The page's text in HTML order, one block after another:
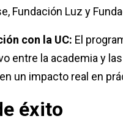
Fundación Luz y
con la UC: El
entre la academia y
un impacto real en
éxito